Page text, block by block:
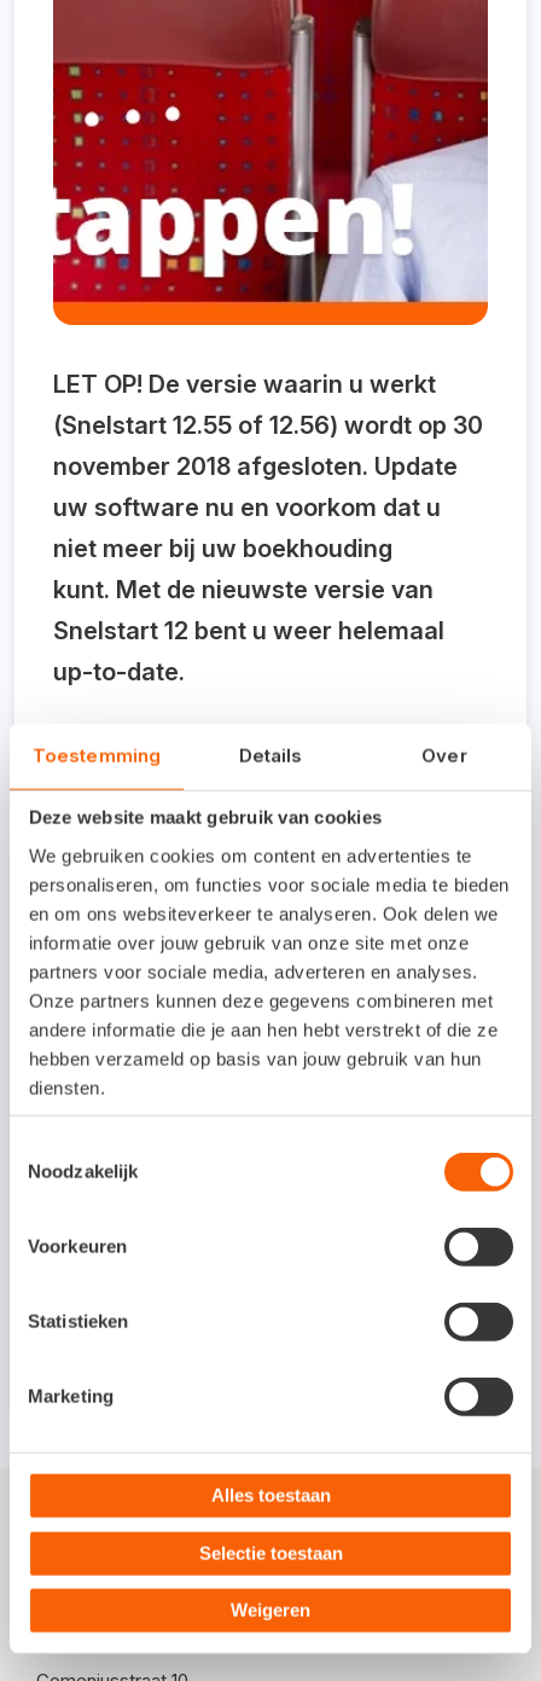
Toestemming Details Over
Deze website maakt gebruik van cookies
We gebruiken cookies om content en advertenties te
personaliseren, om functies voor sociale media te bieden
en om ons websiteverkeer te analyseren. Ook delen we
informatie over jouw gebruik van onze site met onze
partners voor sociale media, adverteren en analyses.
Onze partners kunnen deze gegevens combineren met
andere informatie die je aan hen hebt verstrekt of die ze
hebben verzameld op basis van jouw gebruik van hun
diensten.
Noodzakelijk
Voorkeuren
Statistieken
Marketing
Alles toestaan
Selectie toestaan
Weigeren
LET OP! De versie waarin u werkt
(Snelstart 12.55 of 12.56) wordt op 30
november 2018 afgesloten. Update
uw software nu en voorkom dat u
niet meer bij uw boekhouding
kunt. Met de nieuwste versie van
Snelstart 12 bent u weer helemaal
up-to-date.
Oudere versies worden
afgesloten
Elke uitgebrachte versie blijft zes maanden
beschikbaar. Daarna is het verplicht om te
updaten, want met elke nieuwe versie
wordt een aantal oudere versies afgesloten.
Downloaddaaromgratisde nieuwste
versie.
Werkt u op een beheerd systeem? Laat uw
nieuwe versie geïnstalleerd moet worden.
Postadres